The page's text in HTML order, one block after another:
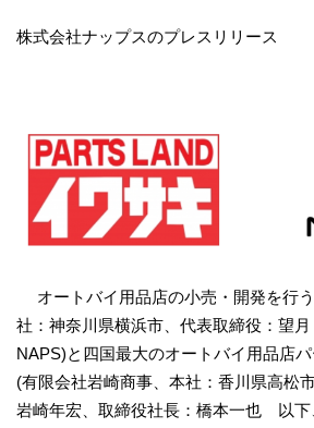
株式会社ナップスのプレスリリース
オートバイ用品店の小売・開発を行
社：神奈川県横浜市、代表取締役：望
NAPS)と四国最大のオートバイ用品店
(有限会社岩崎商事、本社：香川県高松
岩崎年宏、取締役社長：橋本一也 以下